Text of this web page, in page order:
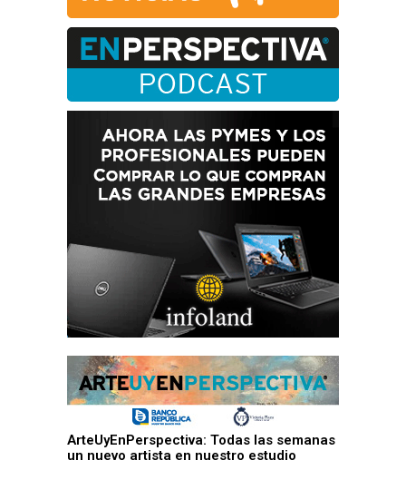
ArteUyEnPerspectiva: Todas las semanas
un nuevo artista en nuestro estudio